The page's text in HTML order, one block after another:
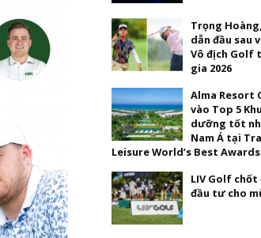
Trọng
dẫn đầu sau
Vô địch Golf
gia 2026
Alma Resort
vào Top 5
dưỡng tốt
Nam Á tại
Leisure World’s Best Awards
LIV Golf chốt
đầu tư cho